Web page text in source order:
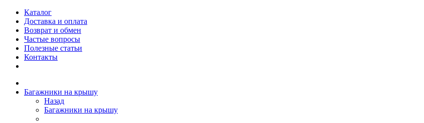
Каталог
Доставка и оплата
Возврат и обмен
Частые вопросы
Полезные статьи
Контакты
Багажники на крышу
Назад
Багажники на крышу